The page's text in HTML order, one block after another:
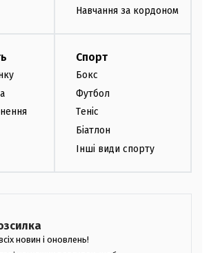
Навчання за кордоном
Спорт
Бокс
Футбол
Теніс
Біатлон
Інші види спорту
новин і оновлень!